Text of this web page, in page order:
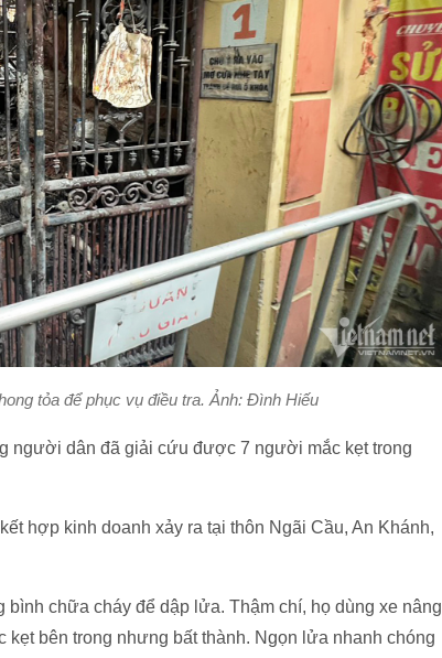
tỏa để phục vụ điều tra. Ảnh: Đình Hiếu
người dân đã giải cứu được 7 người mắc kẹt trong
hợp kinh doanh xảy ra tại thôn Ngãi Cầu, An Khánh,
chữa cháy để dập lửa. Thậm chí, họ dùng xe nâng
bên trong nhưng bất thành. Ngọn lửa nhanh chóng